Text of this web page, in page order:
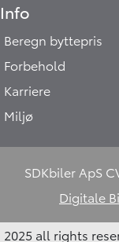
Info
Beregn byttepris
Forbehold
Karriere
Miljø
SDKbiler ApS
Digitale
2025 all rights